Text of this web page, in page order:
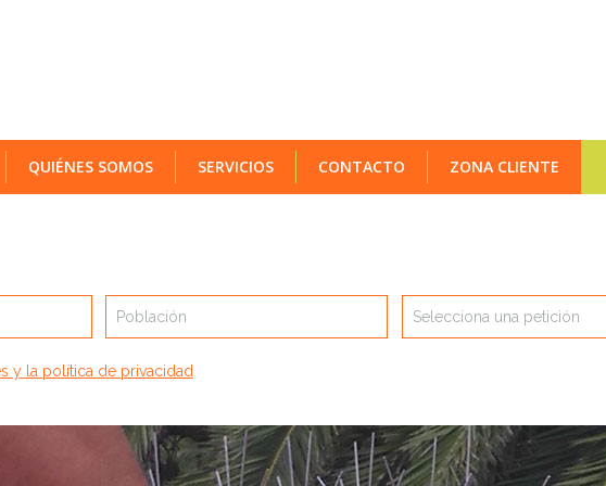
QUIÉNES SOMOS SERVICIOS CONTACTO ZONA CLIENTE
Población Selecciona una petición
y la política de privacidad